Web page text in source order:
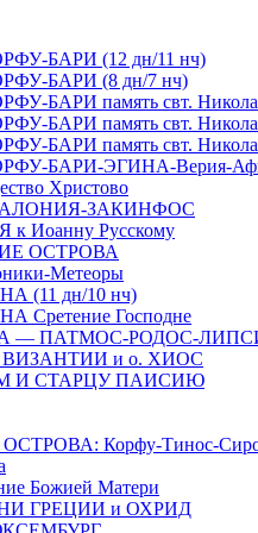
БАРИ (12 дн/11 нч)
БАРИ (8 дн/7 нч)
БАРИ память свт. Николая
БАРИ память свт. Николая
БАРИ память свт. Николая
БАРИ-ЭГИНА-Верия-
Христово
ЗАКИНФОС
Иоанну Русскому
ОСТРОВА
Метеоры
(11 дн/10 нч)
Сретение Господне
— ПАТМОС-РОДОС-
и о. ХИОС
И СТАРЦУ ПАИСИЮ
Корфу-Тинос-
Божией Матери
ГРЕЦИИ и ОХРИД